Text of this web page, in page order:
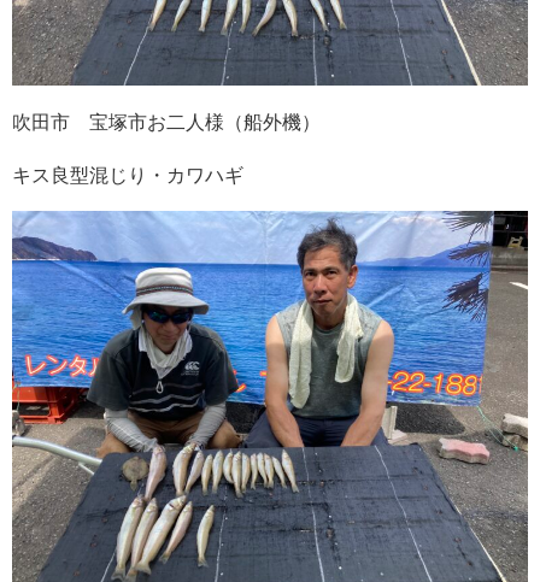
吹田市 宝塚市お二人様（船外機）
キス良型混じり・カワハギ